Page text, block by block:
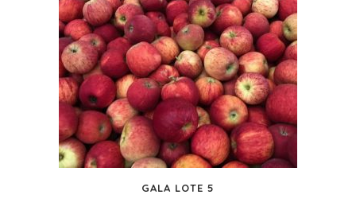
GALA LOTE 5